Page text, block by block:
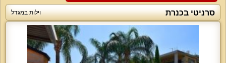
סרניטי בכנרת וילות במגדל